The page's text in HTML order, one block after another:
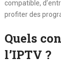
compatible,
profiter des
Quels
l’IPTV ?